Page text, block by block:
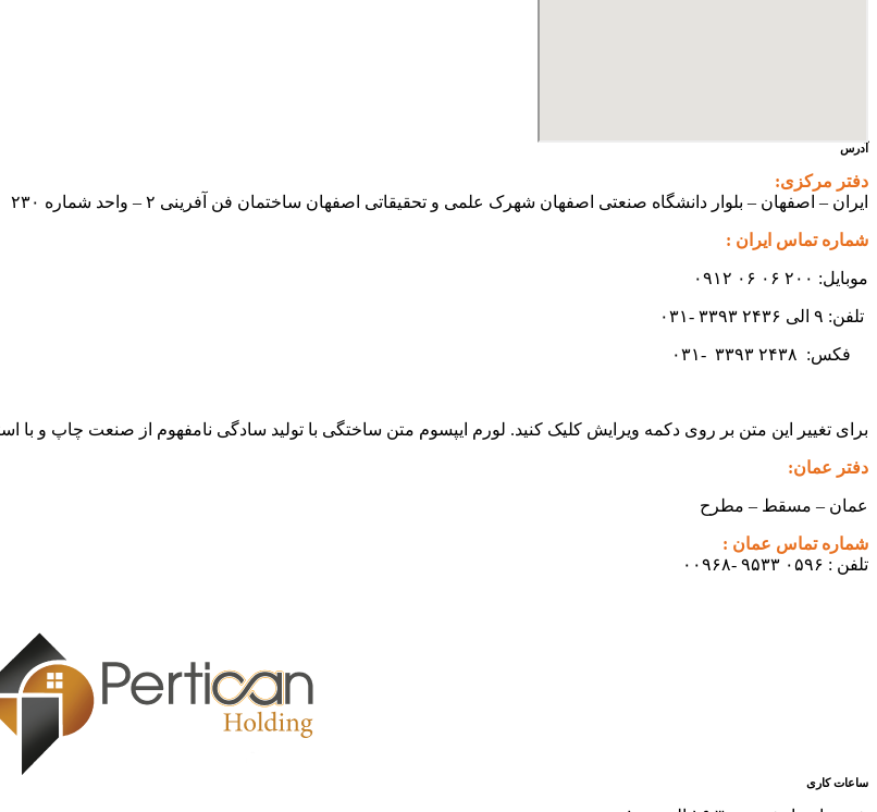
آدرس
دفتر مرکزی:
ایران – اصفهان – بلوار دانشگاه صنعتی اصفهان شهرک علمی و تحقیقاتی اصفهان ساختمان فن آفرینی ۲ – واحد شماره ۲۳۰
شماره تماس ایران :
موبایل: ۲۰۰ ۰۶ ۰۶ ۰۹۱۲
تلفن: ۹ الی ۲۴۳۶ ۳۳۹۳ -۰۳۱
فکس: ۳۳۹۳ ۲۴۳۸ -۰۳۱
برای تغییر این متن بر روی دکمه ویرایش کلیک کنید. لورم ایپسوم متن ساختگی با تولید سادگی نامفهوم از صنعت چاپ و با
دفتر عمان:
عمان – مسقط – مطرح
شماره تماس عمان :
تلفن : ۰۵۹۶ ۹۵۳۳ -۰۰۹۶۸
ساعات کاری